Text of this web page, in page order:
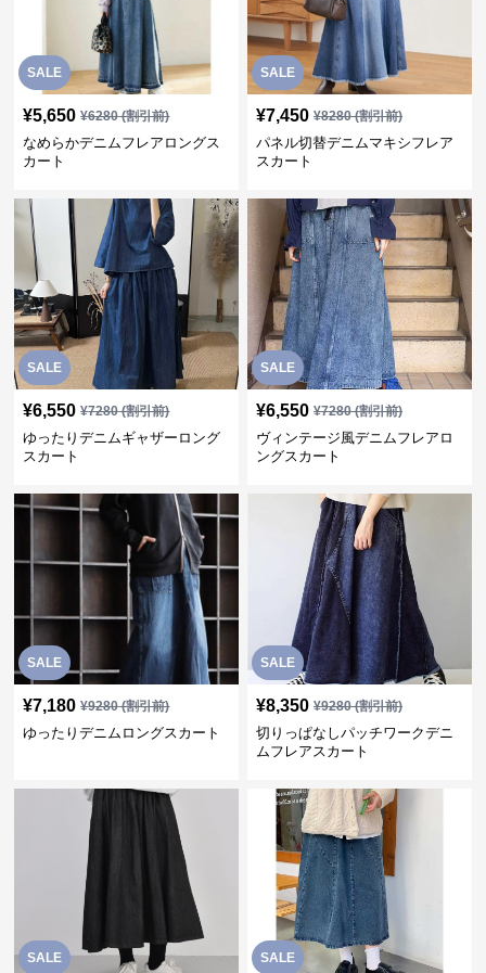
SALE
¥5,650 ¥6280(割引前)
なめらかデニムフレアロングス
カート
SALE
¥7,450 ¥8280(割引前)
パネル切替デニムマキシフレア
スカート
SALE
¥6,550 ¥7280(割引前)
ゆったりデニムギャザーロング
スカート
SALE
¥6,550 ¥7280(割引前)
ヴィンテージ風デニムフレアロ
ングスカート
SALE
¥7,180 ¥9280(割引前)
ゆったりデニムロングスカート
SALE
¥8,350 ¥9280(割引前)
切りっぱなしパッチワークデニ
ムフレアスカート
SALE SALE